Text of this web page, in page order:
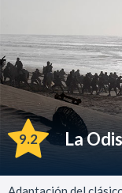
9.2 La